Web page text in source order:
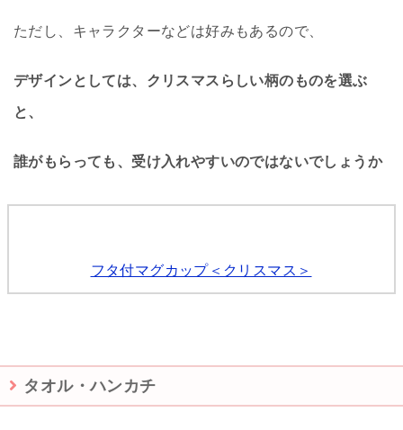
ただし、キャラクターなどは好みもあるので、
デザインとしては、クリスマスらしい柄のものを選ぶ
と、
誰がもらっても、受け入れやすいのではないでしょうか
フタ付マグカップ＜クリスマス＞
タオル・ハンカチ